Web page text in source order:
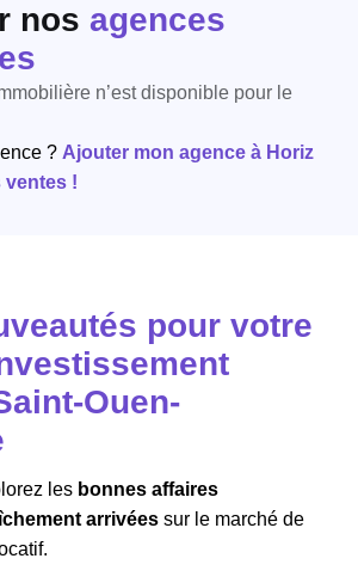
nos agences
n’est disponible pour le
? Ajouter mon agence à Horiz
ventes !
pour votre
Ouen-
les bonnes affaires
arrivées sur le marché de